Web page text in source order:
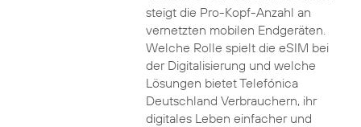
steigt die Pro-Kopf-Anzahl an
vernetzten mobilen Endgeräten.
Welche Rolle spielt die eSIM bei
der Digitalisierung und welche
Lösungen bietet Telefónica
Deutschland Verbrauchern, ihr
digitales Leben einfacher und